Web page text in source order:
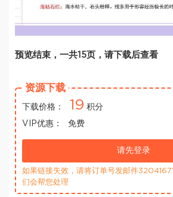
预览结束，一共15页，请下载后查看
资源下载
下载价格： 19 积分
VIP优惠：
免费
请先登录
如果链接失效，请将订单号发邮件
们会帮您处理